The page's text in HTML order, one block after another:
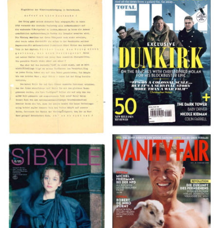
TOTAL FILM #260 –
SUMMER 2017
Flugblätter der Weissen
Rose – V, Januar 1943
VANITY FAIR – Nr. 7 –
8. Februar 2007
SIBYLLE 6/89